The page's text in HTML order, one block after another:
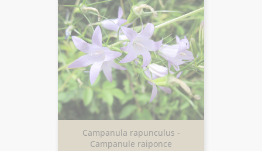
Campanula rapunculus -
Campanule raiponce